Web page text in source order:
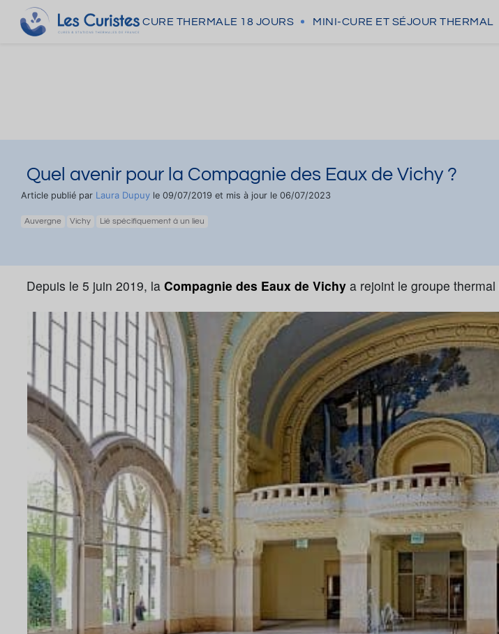
CURE THERMALE 18 JOURS MINI-CURE ET SÉJOUR THERMAL
Quel avenir pour la Compagnie des Eaux de Vichy ?
Article publié par Laura Dupuy le 09/07/2019 et mis à jour le 06/07/2023
Auvergne Vichy Lié spécifiquement à un lieu
Depuis le 5 juin 2019, la Compagnie des Eaux de Vichya rejoint le groupe thermal